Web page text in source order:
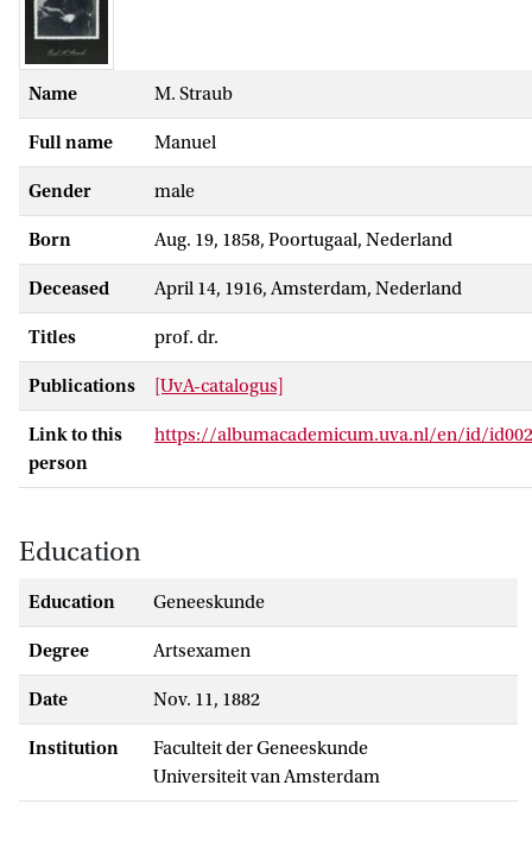
Name M. Straub
Full name Manuel
Gender male
Born Aug. 19, 1858, Poortugaal, Nederland
Deceased April 14, 1916, Amsterdam, Nederland
Titles prof. dr.
Publications [UvA-catalogus]
Link to this
person
https://albumacademicum.uva.nl/en/id/
Education
Education Geneeskunde
Degree artsexamen
Date Nov. 11, 1882
Institution
Faculteit der Geneeskunde
Universiteit van Amsterdam